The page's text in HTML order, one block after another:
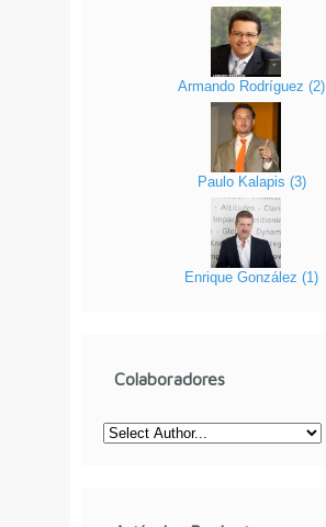
Armando Rodríguez (2)
Paulo Kalapis (3)
Enrique González (1)
Colaboradores